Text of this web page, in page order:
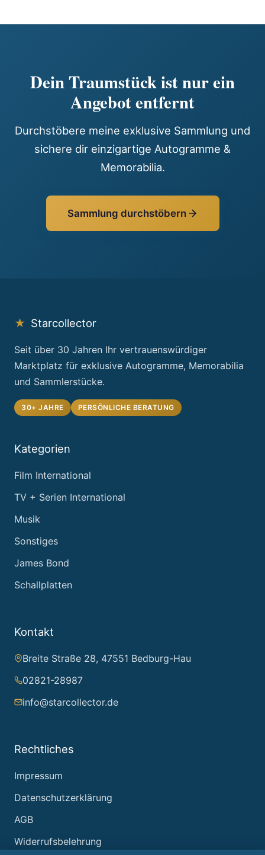
Dein Traumstück ist nur ein
Angebot entfernt
Durchstöbere meine exklusive Sammlung und
sichere dir einzigartige Autogramme &
Memorabilia.
Sammlung durchstöbern
★ Starcollector
Seit über 30 Jahren Ihr vertrauenswürdiger
Marktplatz für exklusive Autogramme, Memorabilia
und Sammlerstücke.
30+ JAHRE PERSÖNLICHE BERATUNG
Kategorien
Film International
TV + Serien International
Musik
Sonstiges
James Bond
Schallplatten
Kontakt
Breite Straße 28, 47551 Bedburg-Hau
02821-28987
info@starcollector.de
Rechtliches
Impressum
Datenschutzerklärung
AGB
Widerrufsbelehrung